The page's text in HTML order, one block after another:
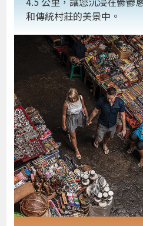
和傳統村莊的美景中。